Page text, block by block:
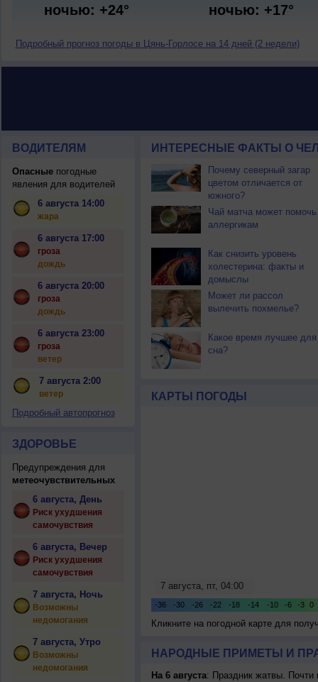
ночью: +24° ночью: +17°
Подробный прогноз погоды в Цянь-Горлосе на 14 дней (2 недели)
ВОДИТЕЛЯМ
Опасныепогодные
явления для водителей
6 августа 14:00
жара
6 августа 17:00
гроза
дождь
6 августа 20:00
гроза
дождь
6 августа 23:00
гроза
ветер
7 августа 2:00
ветер
Подробный автопрогноз
ЗДОРОВЬЕ
Предупреждения для
метеочувствительных
6 августа, День
Риск ухудшения
самочувствия
6 августа, Вечер
Риск ухудшения
самочувствия
7 августа, Ночь
Возможны
недомогания
7 августа, Утро
Возможны
недомогания
ИНТЕРЕСНЫЕ ФАКТЫ О
Почему северный загар
цветом отличается от
южного?
Чай матча может помочь
аллергикам
Как снизить уровень
холестерина: факты и
домыслы
Может ли рассол
вылечить похмелье?
Какое время лучшее для
сна?
КАРТЫ ПОГОДЫ
Кликните на погодной карте для
НАРОДНЫЕ ПРИМЕТЫ И
На 6 августа: Праздник жатвы. Почти